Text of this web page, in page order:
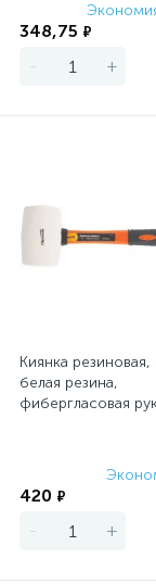
348,75 ₽
- +
Киянка резиновая,
белая резина,
фибергласовая
420 ₽
- +